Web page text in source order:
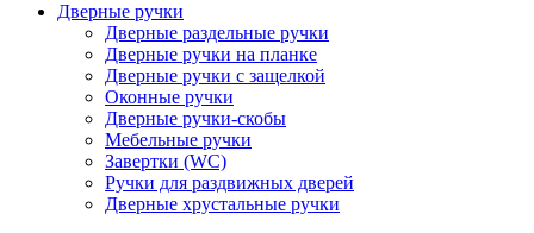
Дверные ручки
Дверные раздельные ручки
Дверные ручки на планке
Дверные ручки с защелкой
Оконные ручки
Дверные ручки-скобы
Мебельные ручки
Завертки (WC)
Ручки для раздвижных дверей
Дверные хрустальные ручки